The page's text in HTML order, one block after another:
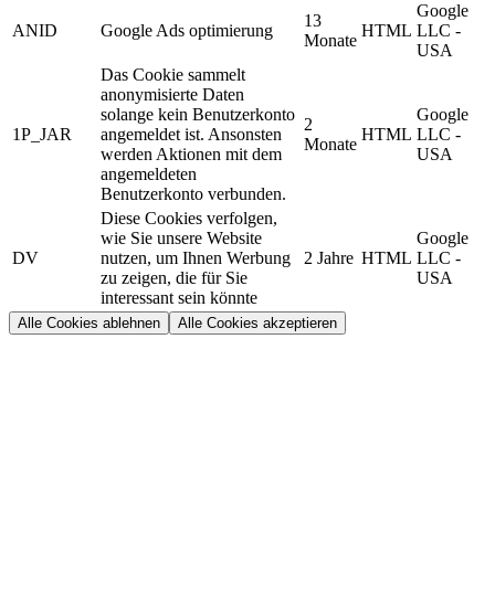
ANID Google Ads optimierung
13
Monate
HTML
Google
LLC -
USA
1P_JAR
Das Cookie sammelt
anonymisierte Daten
solange kein Benutzerkonto
angemeldet ist. Ansonsten
werden Aktionen mit dem
angemeldeten
Benutzerkonto verbunden.
2
Monate
HTML
Google
LLC -
USA
DV
Diese Cookies verfolgen,
wie Sie unsere Website
nutzen, um Ihnen Werbung
zu zeigen, die für Sie
interessant sein könnte
2 Jahre HTML
Google
LLC -
USA
Alle Cookies ablehnen Alle Cookies akzeptieren